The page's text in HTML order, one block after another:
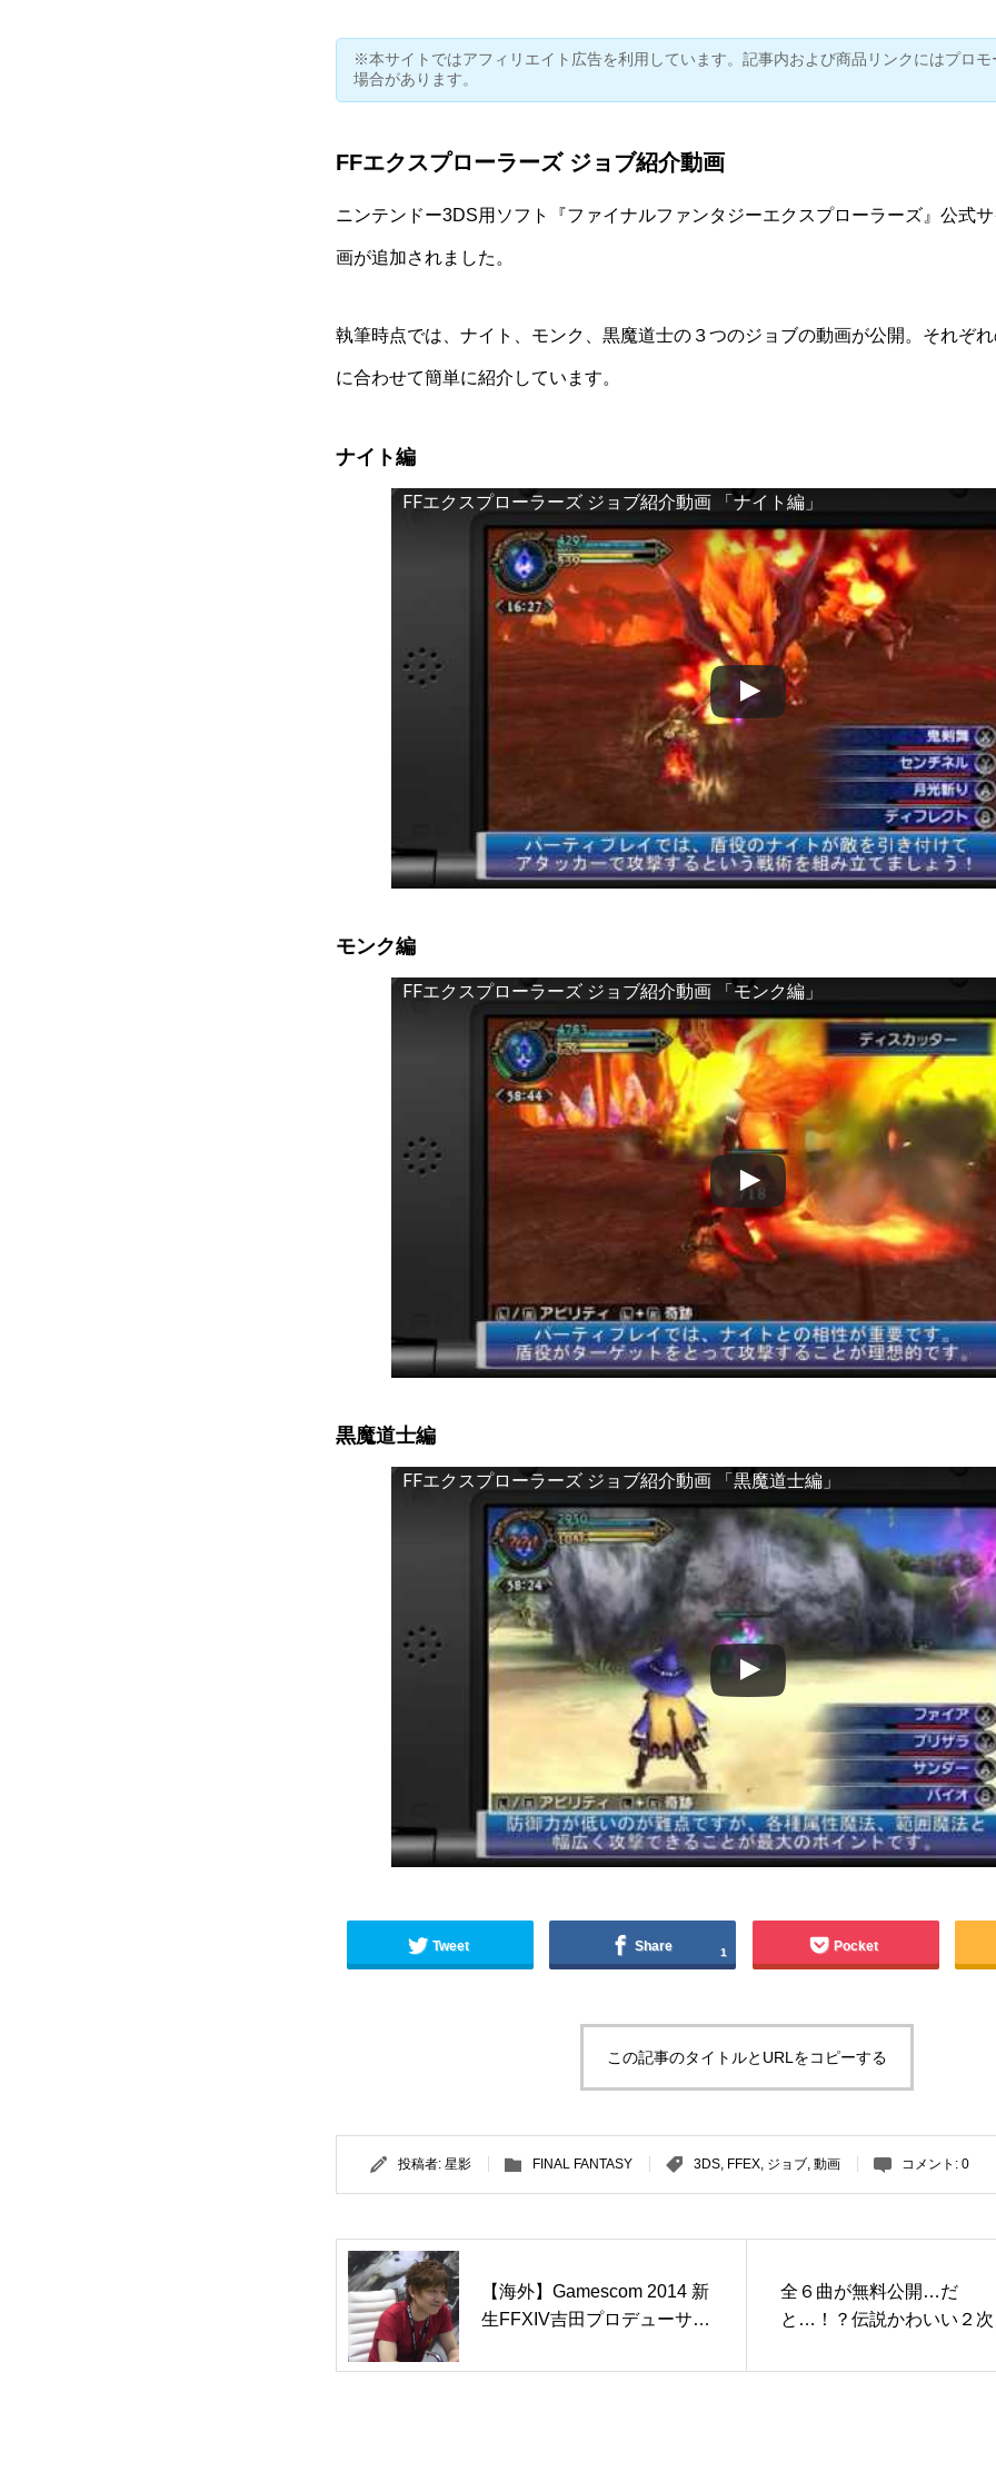
※本サイトではアフィリエイト広告を利用しています。記事内および商品リンクにはプロ
場合があります。
FFエクスプローラーズ ジョブ紹介動画
ニンテンドー3DS用ソフト『ファイナルファンタジーエクスプローラーズ 』公式
画が追加されました。
執筆時点では、ナイト、モンク、黒魔道士の３つのジョブの動画が公開。それぞ
に合わせて簡単に紹介しています。
ナイト編
FFエクスプローラーズ ジョブ紹介動画 「ナイト編」
モンク編
FFエクスプローラーズ ジョブ紹介動画 「モンク編」
黒魔道士編
FFエクスプローラーズ ジョブ紹介動画 「黒魔道士編」
Tweet Share 1 Pocket
この記事のタイトルとURLをコピーする
投稿者: 星影 FINAL FANTASY 3DS FFEX ジョブ 動画 コメント: 0
【海外】Gamescom 2014 新
生FFXIV吉田プロデューサー
o.uk）
全６曲が無料公開…だ
と…！？伝説かわいい２
メージアルバムが登場！